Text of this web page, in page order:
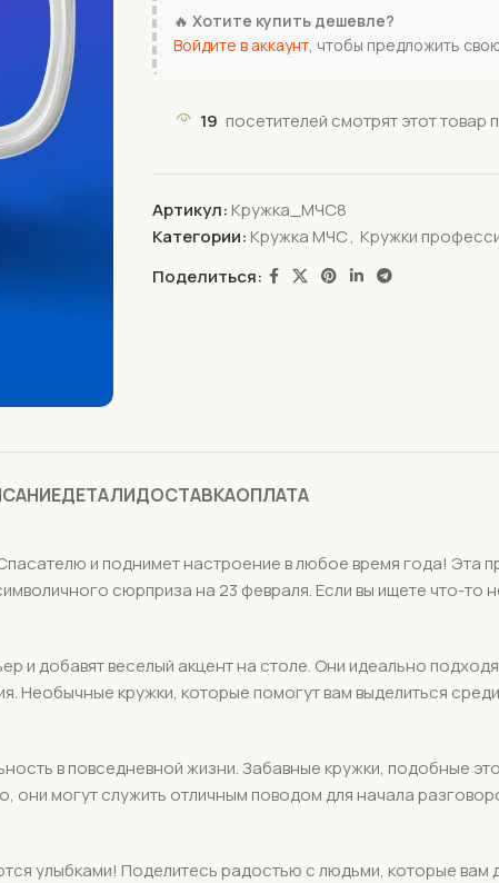
🔥 Хотите купить дешевле?
Войдите в аккаунт, чтобы предложить
19 посетителей смотрят этот товар
Артикул: Кружка_МЧС8
Категории: Кружка МЧС, Кружки
Поделиться:
ДЕТАЛИДОСТАВКАОПЛАТА
и поднимет настроение в любое время года! Эта
сюрприза на 23 февраля. Если вы ищете что-
и добавят веселый акцент на столе. Они идеально
Необычные кружки, которые помогут вам выделиться
в повседневной жизни. Забавные кружки, подобные
могут служить отличным поводом для начала
улыбками! Поделитесь радостью с людьми, которые